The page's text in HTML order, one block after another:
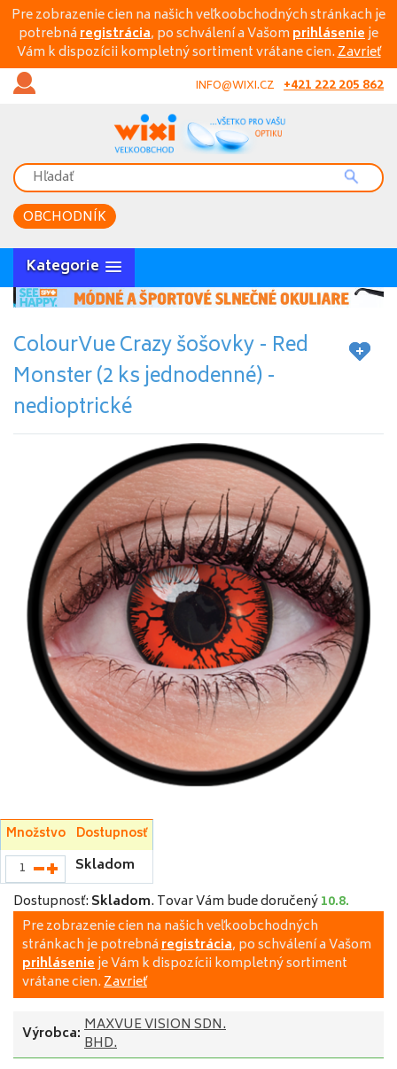
Pre zobrazenie cien na našich veľkoobchodných stránkach je
potrebnáregistrácia, po schválení a Vašom prihlásenieje
Vám k dispozícii kompletný sortiment vrátane cien.Zavrieť
INFO@WIXI.CZ +421 222 205 862
OBCHODNÍK
Kategorie
ColourVue Crazy šošovky - Red
Monster (2 ks jednodenné) -
nedioptrické
Množstvo Dostupnosť
Skladom
Dostupnosť: Skladom. Tovar Vám bude doručený10.8.
Pre zobrazenie cien na našich veľkoobchodných
stránkach je potrebnáregistrácia, po schválení a Vašom
prihlásenieje Vám k dispozícii kompletný sortiment
vrátane cien.Zavrieť
Výrobca: MAXVUE VISION SDN.
BHD.